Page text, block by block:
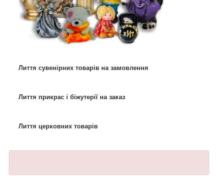
Лиття сувенірних товарів на замовлення
Лиття прикрас і біжутерії на заказ
Лиття церковних товарів